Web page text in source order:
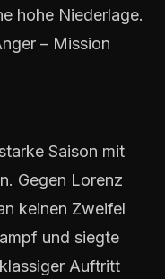
hohe Niederlage.
– Mission
Saison mit
Gegen Lorenz
keinen Zweifel
und siegte
Auftritt